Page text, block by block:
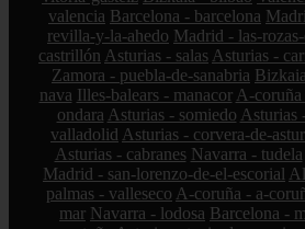
valencia Barcelona - barcelona
revilla-y-la-ahedo Madrid - las-
castrillón Asturias - salas Asturias -
Zamora - puebla-de-sanabria
nava Illes-balears - manacor A-
ondara Asturias - somiedo Asturias
valladolid Asturias - corvera-de-
Asturias - cabranes Navarra - tudela
Madrid - san-lorenzo-de-el-escorial
palmas - valleseco A-coruña - a-
mar Navarra - lodosa Barcelona -